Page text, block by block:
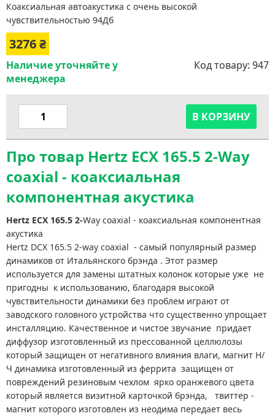
Коаксиальная автоакустика с очень высокой
чувствительностью 94Дб
3276₴
Наличие уточняйте у
менеджера
Код товару: 947
В КОРЗИНУ
Про товар Hertz ECX 165.5 2-Way
coaxial - коаксиальная
компонентная акустика
Hertz ECX 165.5 2-Way coaxial - коаксиальная компонентная
акустика
Hertz DCX 165.5 2-way coaxial - самый популярный размер
динамиков от Итальянского брэнда . Этот размер
используется для замены штатных колонок которые уже не
пригодны к использованию, благодаря высокой
чувствительности динамики без проблем играют от
заводского головного устройства что существенно упрощает
инсталляцию. Качественное и чистое звучание придает
диффузор изготовленный из прессованной целлюлозы
который защищен от негативного влияния влаги, магнит Н/
Ч динамика изготовленный из феррита защищен от
повреждений резиновым чехлом ярко оранжевого цвета
который является визитной карточкой брэнда, твиттер -
магнит которого изготовлен из неодима передает весь